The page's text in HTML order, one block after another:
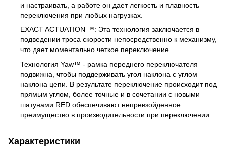
и настраивать, а работе он дает легкость и плавность
переключения при любых нагрузках.
EXACT ACTUATION ™: Эта технология заключается в
подведении троса скорости непосредственно к механизму,
что дает моментально четкое переключение.
Технология Yaw™ - рамка переднего переключателя
подвижна, чтобы поддерживать угол наклона с углом
наклона цепи. В результате переключение происходит под
прямым углом, более точные и в сочетании с новыми
шатунами RED обеспечивают непревзойденное
преимущество в производительности при переключении.
Характеристики